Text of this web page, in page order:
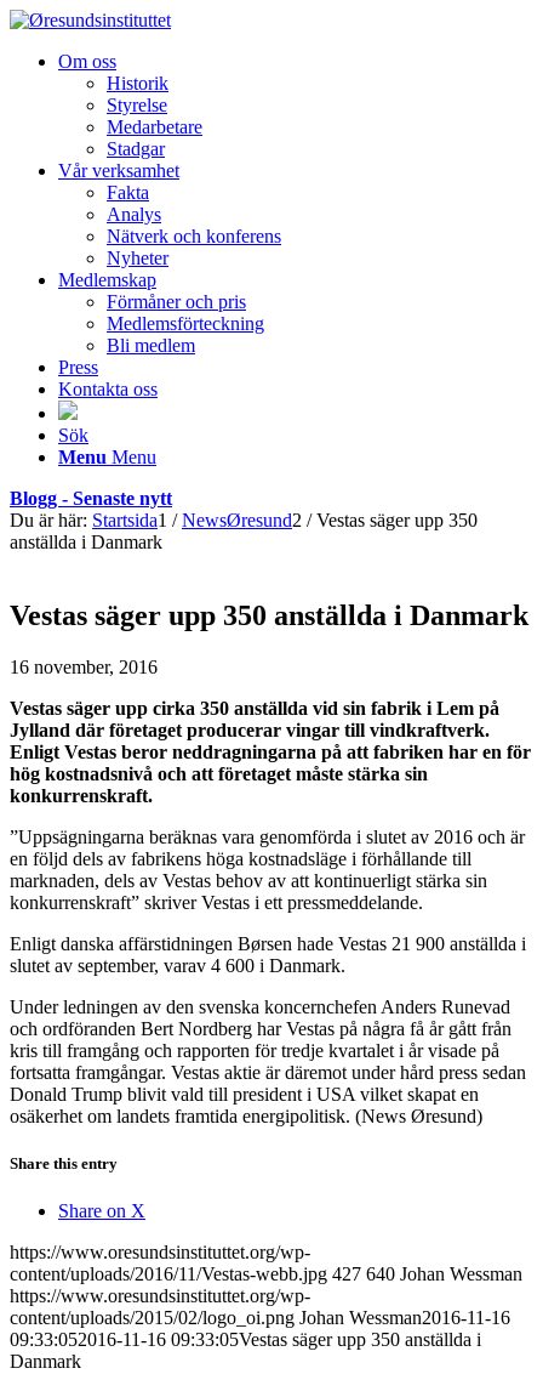
Om oss
Historik
Styrelse
Medarbetare
Stadgar
Vår verksamhet
Fakta
Analys
Nätverk och konferens
Nyheter
Medlemskap
Förmåner och pris
Medlemsförteckning
Bli medlem
Press
Kontakta oss
Sök
Menu Menu
Blogg - Senaste nytt
Du är här: Startsida1 / NewsØresund2 / Vestas säger upp 350
anställda i Danmark
Vestas säger upp 350 anställda i Danmark
16 november, 2016
Vestas säger upp cirka 350 anställda vid sin fabrik i Lem på
Jylland där företaget producerar vingar till vindkraftverk.
Enligt Vestas beror neddragningarna på att fabriken har en för
hög kostnadsnivå och att företaget måste stärka sin
konkurrenskraft.
”Uppsägningarna beräknas vara genomförda i slutet av 2016 och är
en följd dels av fabrikens höga kostnadsläge i förhållande till
marknaden, dels av Vestas behov av att kontinuerligt stärka sin
konkurrenskraft” skriver Vestas i ett pressmeddelande.
Enligt danska affärstidningen Børsen hade Vestas 21 900 anställda i
slutet av september, varav 4 600 i Danmark.
Under ledningen av den svenska koncernchefen Anders Runevad
och ordföranden Bert Nordberg har Vestas på några få år gått från
kris till framgång och rapporten för tredje kvartalet i år visade på
fortsatta framgångar. Vestas aktie är däremot under hård press sedan
Donald Trump blivit vald till president i USA vilket skapat en
osäkerhet om landets framtida energipolitisk. (News Øresund)
Share this entry
Share on X
https://www.oresundsinstituttet.org/wp-
content/uploads/2016/11/Vestas-webb.jpg 427 640 Johan Wessman
https://www.oresundsinstituttet.org/wp-
content/uploads/2015/02/logo_oi.png Johan Wessman2016-11-16
09:33:052016-11-16 09:33:05Vestas säger upp 350 anställda i
Danmark